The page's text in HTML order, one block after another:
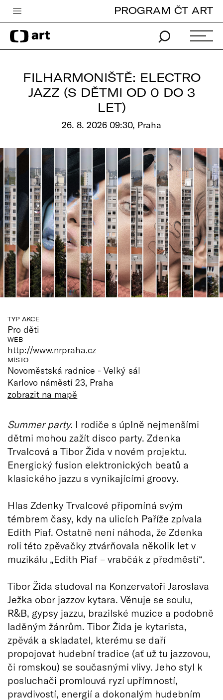
Česká televize
Zpravodajství
iVysílání
edu
Vše o ČT
PROGRAM ČT ART
FILHARMONIŠTĚ: ELECTRO
JAZZ (S DĚTMI OD 0 DO 3
LET)
26. 8. 2026 09:30, Praha
TYP AKCE
Pro děti
WEB
http://www.nrpraha.cz
MÍSTO
Novoměstská radnice - Velký sál
Karlovo náměstí 23, Praha
zobrazit na mapě
Summer party. I rodiče s úplně nejmenšími
dětmi mohou zažít disco party. Zdenka
Trvalcová a Tibor Žida v novém projektu.
Energický fusion elektronických beatů a
klasického jazzu s vynikajícími groovy.
Hlas Zdenky Trvalcové připomíná svým
témbrem časy, kdy na ulicích Paříže zpívala
Edith Piaf. Ostatně není náhoda, že Zdenka
roli této zpěvačky ztvárňovala několik let v
muzikálu „Edith Piaf – vrabčák z předměstí“.
Tibor Žida studoval na Konzervatoři Jaroslava
Ježka obor jazzov kytara. Věnuje se soulu,
R&B, gypsy jazzu, brazilské muzice a podobně
laděným žánrům. Tibor Žida je kytarista,
zpěvák a skladatel, kterému se daří
propojovat hudební tradice (ať už tu jazzovou,
či romskou) se současnými vlivy. Jeho styl k
posluchači promlouvá ryzí upřímností,
pravdivostí, energií a dokonalým hudebním